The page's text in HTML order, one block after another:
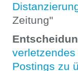
Zeitung"
Postings zu